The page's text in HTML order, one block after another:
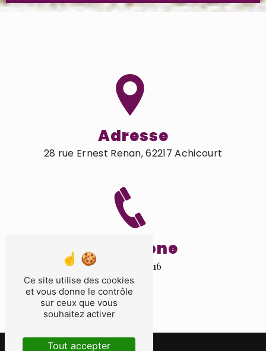
Adresse
28 rue Ernest Renan, 62217 Achicourt
Téléphone
03 21 55 26 16
Ce site utilise des cookies
et vous donne le contrôle
sur ceux que vous
souhaitez activer
Tout accepter